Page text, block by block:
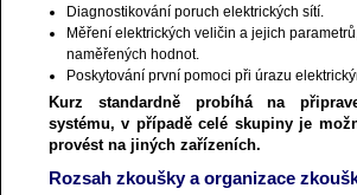
Diagnostikování poruch elektrických sítí.
Měření elektrických veličin a jejich
naměřených hodnot.
Poskytování první pomoci při úrazu
Kurz standardně probíhá na
systému, v případě celé skupiny je
provést na jiných zařízeních.
Rozsah zkoušky a organizace